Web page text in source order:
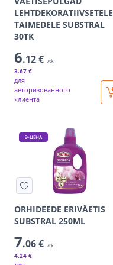
LEHTDEKORATIIVSETELE
TAIMEDELE SUBSTRAL
30TK
6.12 € /tk
3.67 €
для
авторизованного
клиента
Э-ЦЕНА
ORHIDEEDE ERIVÄETIS
SUBSTRAL 250ML
7.06 € /tk
4.24 €